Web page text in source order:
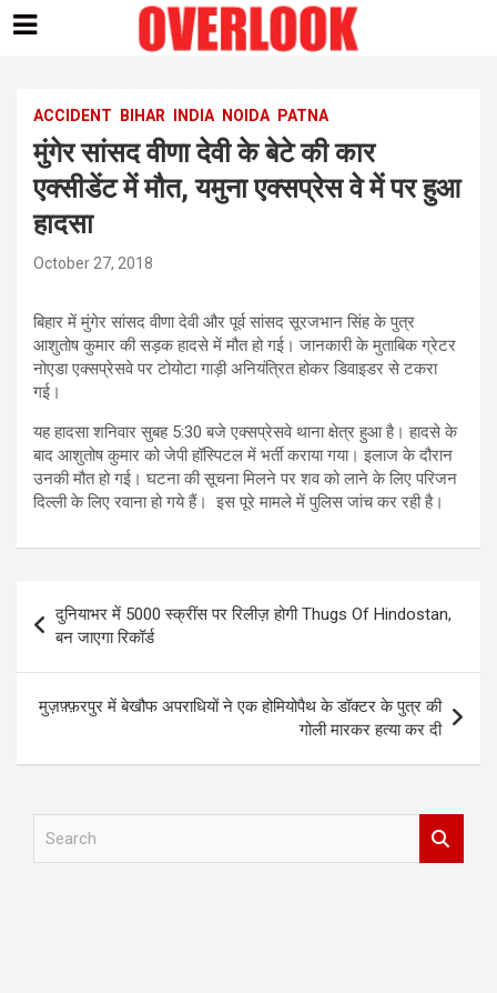
contentACCIDENT BIHAR INDIA NOIDA PATNA
मुंगेर सांसद वीणा देवी के बेटे की कार
एक्सीडेंट में मौत, यमुना एक्सप्रेस वे में पर हुआ
हादसा
October 27, 2018
बिहार में मुंगेर सांसद वीणा देवी और पूर्व सांसद सूरजभान सिंह के पुत्र
आशुतोष कुमार की सड़क हादसे में मौत हो गई। जानकारी के मुताबिक ग्रेटर
नोएडा एक्सप्रेसवे पर टोयोटा गाड़ी अनियंत्रित होकर डिवाइडर से टकरा
गई।
यह हादसा शनिवार सुबह 5:30 बजे एक्सप्रेसवे थाना क्षेत्र हुआ है। हादसे के
बाद आशुतोष कुमार को जेपी हॉस्पिटल में भर्ती कराया गया। इलाज के दौरान
उनकी मौत हो गई। घटना की सूचना मिलने पर शव को लाने के लिए परिजन
दिल्ली के लिए रवाना हो गये हैं। इस पूरे मामले में पुलिस जांच कर रही है।
Post
navigation
दुनियाभर में 5000 स्क्रींस पर रिलीज़ होगी Thugs Of Hindostan,
बन जाएगा रिकॉर्ड
मुज़फ़्फ़रपुर में बेखौफ अपराधियों ने एक होमियोपैथ के डॉक्टर के पुत्र की
गोली मारकर हत्या कर दी